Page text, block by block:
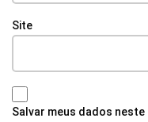
Site
Salvar meus dados